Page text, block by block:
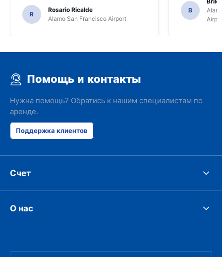
R
Rosario Ricalde
Alamo San Francisco Airport
B
Помощь и контакты
Нужна помощь? Обратись к нашим специалистам по
аренде.
Поддержка клиентов
Счет
О нас